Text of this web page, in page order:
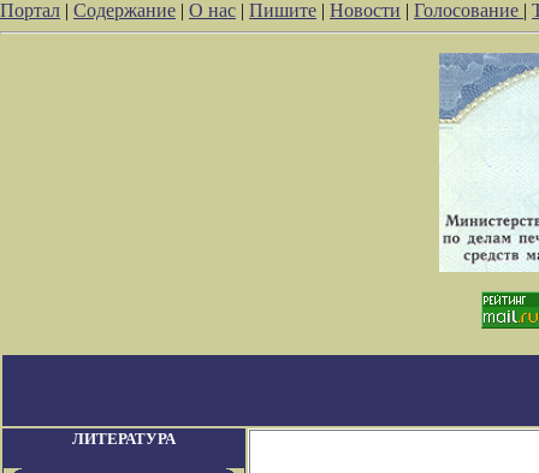
Портал | Содержание | О нас | Пишите | Новости | Голосование |
ЛИТЕРАТУРА